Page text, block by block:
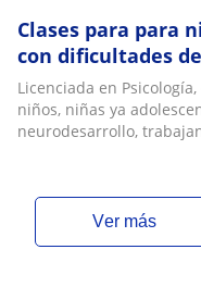
Clases para para
con dificultades
Licenciada en
niños, niñas ya
neurodesarrollo,
ver más